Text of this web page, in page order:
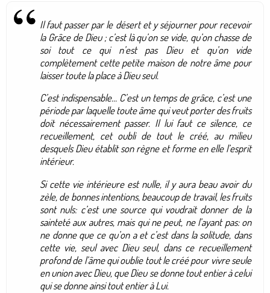
Il faut passer par le désert et y séjourner pour recevoir
la Grâce de Dieu ; c’est là qu’on se vide, qu’on chasse de
soi tout ce qui n’est pas Dieu et qu’on vide
complètement cette petite maison de notre âme pour
laisser toute la place à Dieu seul.
C’est indispensable… C’est un temps de grâce, c’est une
période par laquelle toute âme qui veut porter des fruits
doit nécessairement passer. Il lui faut ce silence, ce
recueillement, cet oubli de tout le créé, au milieu
desquels Dieu établit son règne et forme en elle l’esprit
intérieur.
Si cette vie intérieure est nulle, il y aura beau avoir du
zèle, de bonnes intentions, beaucoup de travail, les fruits
sont nuls: c’est une source qui voudrait donner de la
sainteté aux autres, mais qui ne peut, ne l’ayant pas: on
ne donne que ce qu’on a et c’est dans la solitude, dans
cette vie, seul avec Dieu seul, dans ce recueillement
profond de l’âme qui oublie tout le créé pour vivre seule
en union avec Dieu, que Dieu se donne tout entier à celui
qui se donne ainsi tout entier à Lui.